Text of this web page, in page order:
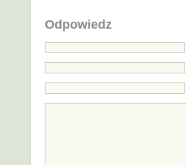
Odpowiedz